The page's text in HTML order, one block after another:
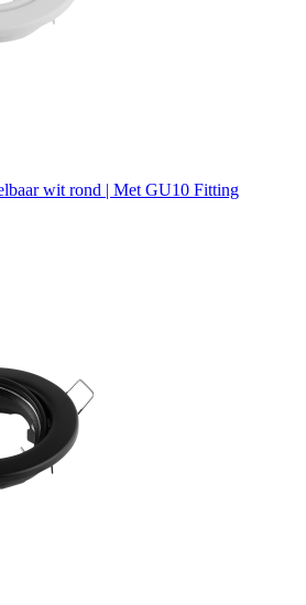
wit rond | Met GU10 Fitting